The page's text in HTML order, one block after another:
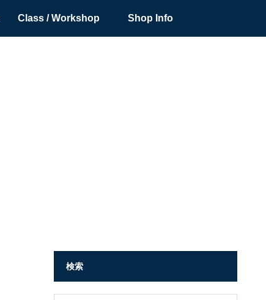
Class / Workshop Shop Info
検索